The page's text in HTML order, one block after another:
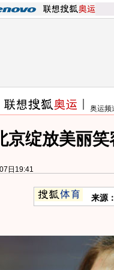
奥运频
京绽放美丽
日19:41
来源